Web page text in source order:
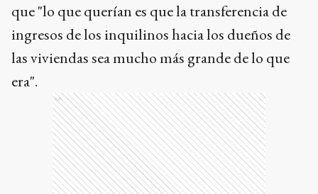
que "lo que querían es que la transferencia de
ingresos de los inquilinos hacia los dueños de
las viviendas sea mucho más grande de lo que
era".
Ads